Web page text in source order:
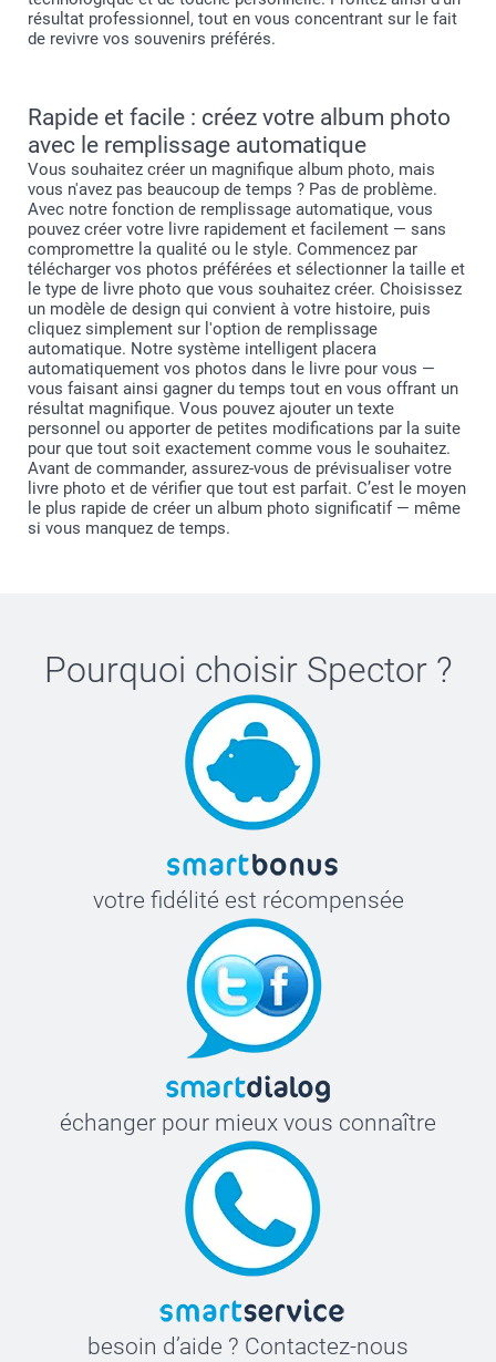
Connectez-vous à votre compte smartphoto
Dans le créateur, sauvegardez votre première création
avec un nom personnalisé
Cliquez sur “recommencer” dans le créateur, le produit
est réinitialisé
Cliquez sur “sauvegarder” et entrez le nom personnalisé
pour votre deuxième création.
Vous retrouverez toutes vos créations sous “mon
compte > mes créations“
résultat professionnel, tout en vous concentrant sur le fait
de revivre vos souvenirs préférés.
Rapide et facile : créez votre album photo
avec le remplissage automatique
Vous souhaitez créer un magnifique album photo, mais
vous n'avez pas beaucoup de temps ? Pas de problème.
Avec notre fonction de remplissage automatique, vous
pouvez créer votre livre rapidement et facilement — sans
compromettre la qualité ou le style. Commencez par
télécharger vos photos préférées et sélectionner la taille et
le type de livre photo que vous souhaitez créer. Choisissez
un modèle de design qui convient à votre histoire, puis
cliquez simplement sur l'option de remplissage
automatique. Notre système intelligent placera
automatiquement vos photos dans le livre pour vous —
vous faisant ainsi gagner du temps tout en vous offrant un
résultat magnifique. Vous pouvez ajouter un texte
personnel ou apporter de petites modifications par la suite
pour que tout soit exactement comme vous le souhaitez.
Avant de commander, assurez-vous de prévisualiser votre
livre photo et de vérifier que tout est parfait. C’est le moyen
le plus rapide de créer un album photo significatif — même
si vous manquez de temps.
Pourquoi choisir Spector?
votre fidélité est récompensée
échanger pour mieux vous connaître
besoin d’aide ? Contactez-nous